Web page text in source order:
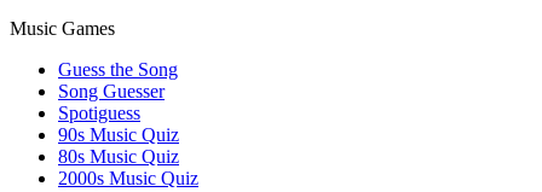
Music Games
Guess the Song
Song Guesser
Spotiguess
90s Music Quiz
80s Music Quiz
2000s Music Quiz